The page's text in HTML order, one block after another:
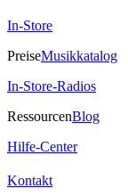
In-Store
PreiseMusikkatalog
In-Store-Radios
RessourcenBlog
Hilfe-Center
Kontakt